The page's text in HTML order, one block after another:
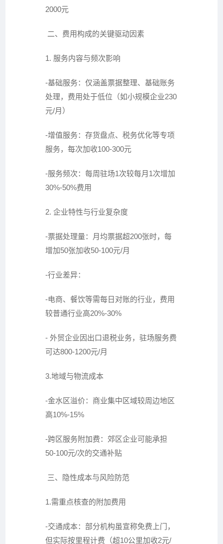
2000元
二、费用构成的关键驱动因素
1. 服务内容与频次影响
-基础服务：仅涵盖票据整理、基础账务
处理，费用处于低位（如小规模企业230
元/月）
-增值服务：存货盘点、税务优化等专项
服务，每次加收100-300元
-服务频次：每周驻场1次较每月1次增加
30%-50%费用
2. 企业特性与行业复杂度
-票据处理量：月均票据超200张时，每
增加50张加收50-100元/月
-行业差异：
-电商、餐饮等需每日对账的行业，费用
较普通行业高20%-30%
- 外贸企业因出口退税业务，驻场服务费
可达800-1200元/月
3.地域与物流成本
-金水区溢价：商业集中区域较周边地区
高10%-15%
-跨区服务附加费：郊区企业可能承担
50-100元/次的交通补贴
三、隐性成本与风险防范
1.需重点核查的附加费用
-交通成本：部分机构虽宣称免费上门，
但实际按里程计费（超10公里加收2元/